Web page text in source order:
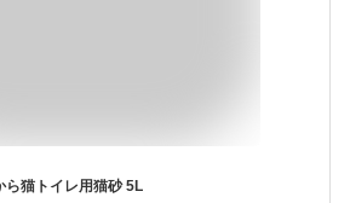
ら猫トイレ用猫砂 5L